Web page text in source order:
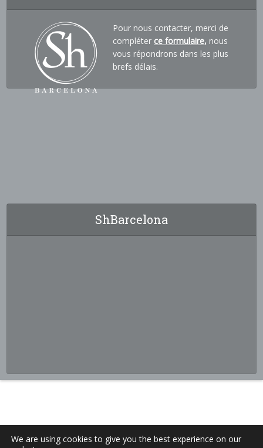
Pour nous contacter, merci de
compléter ce formulaire, nous
vous répondrons dans les plus
brefs délais.
ShBarcelona
We are using cookies to give you the best experience on our